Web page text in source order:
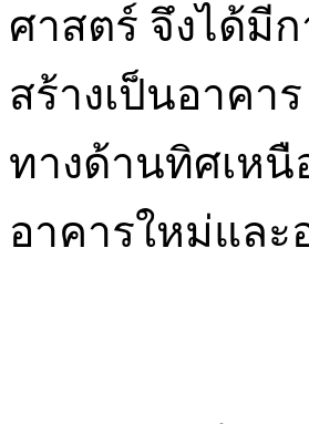
ศาสตร์ จึงได้มี
สร้างเป็นอาค
ทางด้านทิศเหนื
อาคารใหม่และ